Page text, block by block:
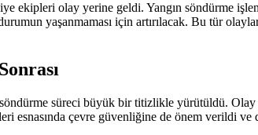
ekipleri olay yerine geldi. Yangın söndürme
yaşanmaması için artırılacak. Bu tür
süreci büyük bir titizlikle yürütüldü.
esnasında çevre güvenliğine de önem verildi ve